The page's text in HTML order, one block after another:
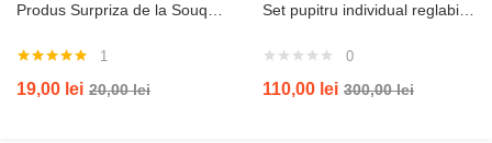
Produs Surpriza de la Souqeshop
5.00din 5
1
19,00 lei 20,00lei
Set pupitru individual reglabil cu scaun individual reglabil pentru elevi birou de scoala invatat
0
110,00 lei 300,00lei